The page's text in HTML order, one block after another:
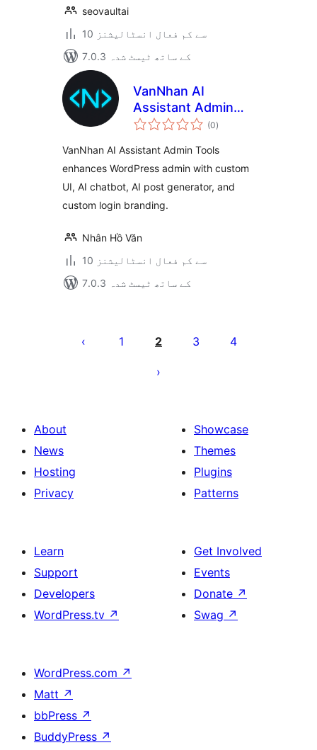
seovaultai
10 سے کم فعال انسٹالیشنز
7.0.3 کے ساتھ ٹیسٹ شدہ
VanNhan AI
Assistant Admin
Tools
(0مجموعی
درجہ
)
VanNhan AI Assistant Admin Tools
enhances WordPress admin with custom
UI, AI chatbot, AI post generator, and
custom login branding.
Nhân Hồ Văn
10 سے کم فعال انسٹالیشنز
7.0.3 کے ساتھ ٹیسٹ شدہ
pagination
1 2 3 4
About
News
Hosting
Privacy
Showcase
Themes
Plugins
Patterns
Learn
Support
Developers
WordPress.tv ↗
Get Involved
Events
Donate ↗
Swag ↗
WordPress.com ↗
Matt ↗
bbPress ↗
BuddyPress ↗